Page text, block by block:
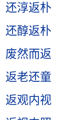
还淳返朴
还醇返朴
废然而返
返老还童
返观内视